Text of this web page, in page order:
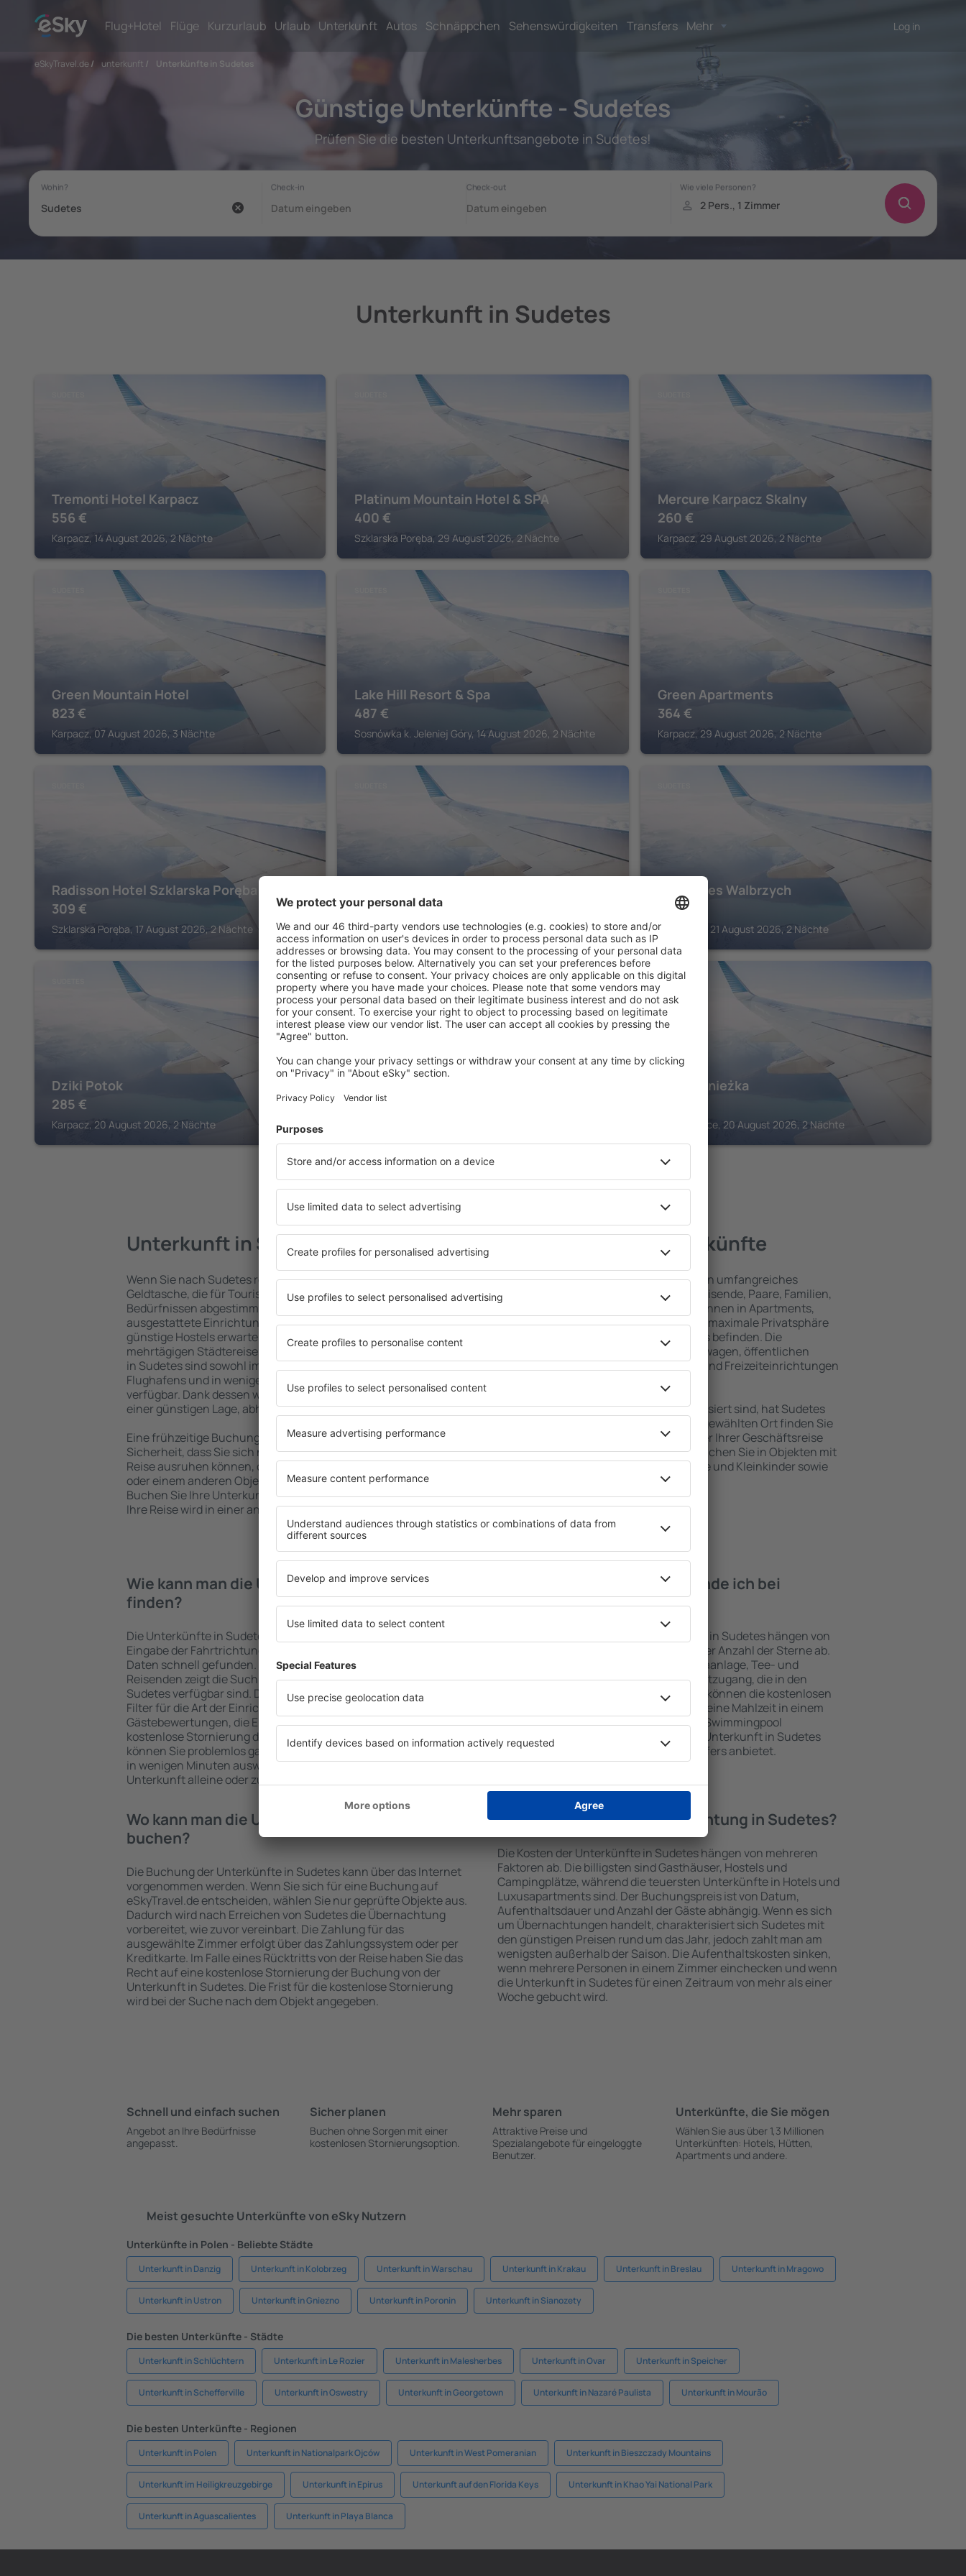
Flug+Hotel Flüge Kurzurlaub Urlaub Unterkunft Autos Schnäppchen Sehenswürdigkeiten Transfers Mehr Log in
eSkyTravel.de/ unterkunft / Unterkünfte in Sudetes
Günstige Unterkünfte - Sudetes
Prüfen Sie die besten Unterkunftsangebote in Sudetes!
Unterkunft in Sudetes
Tremonti Hotel Karpacz
556 €
Karpacz, 14 August 2026, 2 Nächte
Platinum Mountain Hotel & SPA
400 €
Szklarska Poręba, 29 August 2026, 2 Nächte
Mercure Karpacz Skalny
260 €
Karpacz, 29 August 2026, 2 Nächte
Green Mountain Hotel
823 €
Karpacz, 07 August 2026, 3 Nächte
Lake Hill Resort & Spa
487 €
Sosnówka k. Jeleniej Góry, 14 August 2026, 2 Nächte
Green Apartments
364 €
Karpacz, 29 August 2026, 2 Nächte
Radisson Hotel Szklarska Poręba
309 €
Szklarska Poręba, 17 August 2026, 2 Nächte
280€
Karpacz, 14 August 2026, 2 Nächte
ibis Styles Walbrzych
178€
Walbrzych, 21 August 2026, 2 Nächte
Dziki Potok
285 €
Karpacz, 20 August 2026, 2 Nächte
SUDETES
125€
SUDETES
Osada Śnieżka
Mysłakowice, 20 August 2026, 2 Nächte
Mehr Angebote prüfen in Sudetes
Unterkunft in Sudetes
Wenn Sie nach Sudetes reisen, finden Sie Unterkünfte für jede
Geldtasche, die für Touristen mit unterschiedlichen
Bedürfnissen abgestimmt sind. Geräumige und komfortabel
ausgestattete Einrichtungen mit vielen Annehmlichkeiten und
günstige Hostels erwarten die Besucher, wo sie während einer
mehrtägigen Städtereise übernachten können. Die Unterkünfte
in Sudetes sind sowohl im Zentrum als auch in der Nähe des
Flughafens und in weniger beliebten Stadtteilen oder Regionen
verfügbar. Dank dessen wählen Sie eine Unterkunft in Sudetes in
einer günstigen Lage, abhängig von Ihren weiteren Vorhaben.
Eine frühzeitige Buchung der Unterkunft in Sudetes gibt die
Sicherheit, dass Sie sich nach dem Erreichen des Ziels nach der
Reise ausruhen können, ohne nach einem Hotel, einer Wohnung
oder einem anderen Objekt für Reisende suchen zu müssen.
Buchen Sie Ihre Unterkunft vor dem Besuch von Sudetes und
Ihre Reise wird in einer angenehmeren Atmosphäre verlaufen.
Sudetes – beste Unterkünfte
Die Unterkünfte in Sudetes umfassen ein umfangreiches
Angebot von vielen Objekten für Alleinreisende, Paare, Familien,
Senioren und Gruppen. Die Besucher können in Apartments,
Hotels und Pensionen übernachten, die maximale Privatsphäre
bieten und sich im Zentrum von Sudetes befinden. Die
Annehmlichkeiten wie die Nähe zu Mietwagen, öffentlichen
Verkehrsmitteln, Geschäften, Service- und Freizeiteinrichtungen
Wenn Sie an Luxusunterkünften interessiert sind, hat Sudetes
ein breites Angebot für Sie. An dem ausgewählten Ort finden Sie
alles, was Sie während Ihres Urlaubs oder Ihrer Geschäftsreise
benötigen. Die Unterkunft in Sudetes buchen Sie in Objekten mit
Einrichtungen für Behinderte, Säuglinge und Kleinkinder sowie
für Reisende zusammen mit Haustieren.
Wie kann man die Unterkünfte in Sudetes
finden?
Die Unterkünfte in Sudetes werden von der Suchmaschine nach
Eingabe der Fahrtrichtung und der Check-In- und Check-Out-
Daten schnell gefunden. Nach Auswahl der Anzahl der
Reisenden zeigt die Suchmaschine an, welche Unterkünfte in
Sudetes verfügbar sind. Die Auswahl der Unterkunft wird durch
Filter für die Art der Einrichtung und die Anzahl der Sterne, die
Gästebewertungen, die Entfernung zum Zentrum und die
kostenlose Stornierung der Buchung erleichtert. Dadurch
können Sie problemlos ganz einfach eine Unterkunft in Sudetes
in wenigen Minuten auswählen. Sie können je nach Bedarf eine
Unterkunft alleine oder zusammen mit dem Flug buchen.
Welche Annehmlichkeiten finde ich bei
Unterkünften in Sudetes?
Die Annehmlichkeiten bei Unterkünften in Sudetes hängen von
der Art des ausgewählten Objekts und der Anzahl der Sterne ab.
Gäste nutzen Küchenzeile, Balkon, Klimaanlage, Tee- und
Kaffeezubehör, Handtücher und Internetzugang, die in den
Unterkünften verfügbar sind. Besucher können die kostenlosen
Parkplätze an der Unterkunft benutzen, eine Mahlzeit in einem
Restaurant bestellen oder ein Hotel mit Swimmingpool
auswählen. Sie können zusätzlich eine Unterkunft in Sudetes
buchen, die den Gästen Flughafentransfers anbietet.
Wo kann man die Unterkünfte in Sudetes
buchen?
Die Buchung der Unterkünfte in Sudetes kann über das Internet
vorgenommen werden. Wenn Sie sich für eine Buchung auf
eSkyTravel.de entscheiden, wählen Sie nur geprüfte Objekte aus.
Dadurch wird nach Erreichen von Sudetes die Übernachtung
vorbereitet, wie zuvor vereinbart. Die Zahlung für das
ausgewählte Zimmer erfolgt über das Zahlungssystem oder per
Kreditkarte. Im Falle eines Rücktritts von der Reise haben Sie das
Recht auf eine kostenlose Stornierung der Buchung von der
Unterkunft in Sudetes. Die Frist für die kostenlose Stornierung
wird bei der Suche nach dem Objekt angegeben.
Wie viel kostet eine Übernachtung in Sudetes?
Die Kosten der Unterkünfte in Sudetes hängen von mehreren
Faktoren ab. Die billigsten sind Gasthäuser, Hostels und
Campingplätze, während die teuersten Unterkünfte in Hotels und
Luxusapartments sind. Der Buchungspreis ist von Datum,
Aufenthaltsdauer und Anzahl der Gäste abhängig. Wenn es sich
um Übernachtungen handelt, charakterisiert sich Sudetes mit
den günstigen Preisen rund um das Jahr, jedoch zahlt man am
wenigsten außerhalb der Saison. Die Aufenthaltskosten sinken,
wenn mehrere Personen in einem Zimmer einchecken und wenn
die Unterkunft in Sudetes für einen Zeitraum von mehr als einer
Woche gebucht wird.
Schnell und einfach suchen
Angebot an Ihre Bedürfnisse
angepasst.
Sicher planen
Buchen ohne Sorgen mit einer
kostenlosen Stornierungsoption.
Mehr sparen
Attraktive Preise und
Spezialangebote für eingeloggte
Benutzer.
Unterkünfte, die Sie mögen
Wählen Sie aus über 1,3 Millionen
Unterkünften: Hotels, Hütten,
Apartments und andere.
Meist gesuchte Unterkünfte von eSky Nutzern
Unterkünfte in Polen - Beliebte Städte
Unterkunft in Danzig Unterkunft in Kolobrzeg Unterkunft in Warschau Unterkunft in Krakau Unterkunft in Breslau Unterkunft in Mragowo
Unterkunft in Ustron Unterkunft in Gniezno Unterkunft in Poronin Unterkunft in Sianozety
Die besten Unterkünfte - Städte
Unterkunft in Schlüchtern Unterkunft in Le Rozier Unterkunft in Malesherbes Unterkunft in Ovar Unterkunft in Speicher
Unterkunft in Schefferville Unterkunft in Oswestry Unterkunft in Georgetown Unterkunft in Nazaré Paulista Unterkunft in Mourão
Die besten Unterkünfte - Regionen
Unterkunft in Polen Unterkunft in Nationalpark Ojców Unterkunft in West Pomeranian Unterkunft in Bieszczady Mountains
Unterkunft im Heiligkreuzgebirge Unterkunft in Epirus Unterkunft auf den Florida Keys Unterkunft in Khao Yai National Park
Unterkunft in Aguascalientes Unterkunft in Playa Blanca